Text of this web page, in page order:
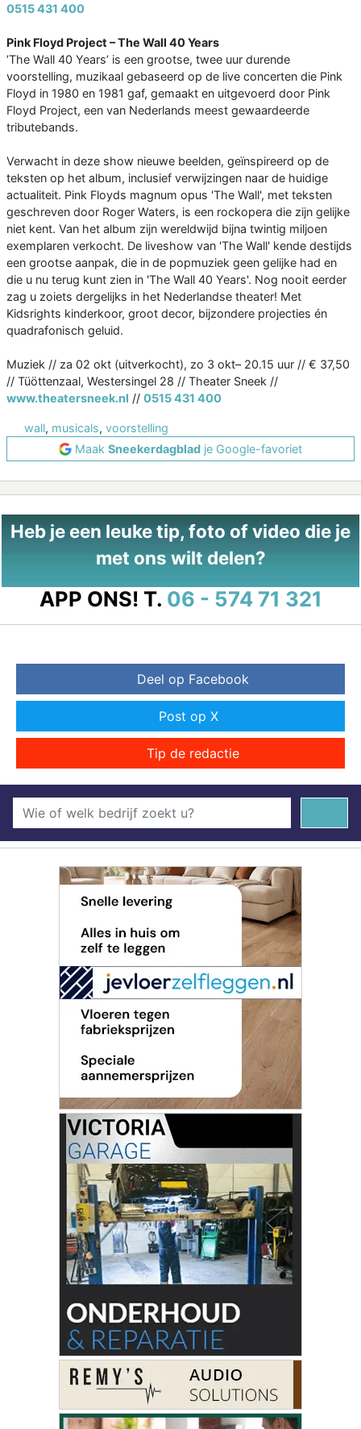
0515 431 400
Pink Floyd Project – The Wall 40 Years
’The Wall 40 Years’ is een grootse, twee uur durende
voorstelling, muzikaal gebaseerd op de live concerten die Pink
Floyd in 1980 en 1981 gaf, gemaakt en uitgevoerd door Pink
Floyd Project, een van Nederlands meest gewaardeerde
tributebands.
Verwacht in deze show nieuwe beelden, geïnspireerd op de
teksten op het album, inclusief verwijzingen naar de huidige
actualiteit. Pink Floyds magnum opus 'The Wall', met teksten
geschreven door Roger Waters, is een rockopera die zijn gelijke
niet kent. Van het album zijn wereldwijd bijna twintig miljoen
exemplaren verkocht. De liveshow van 'The Wall' kende destijds
een grootse aanpak, die in de popmuziek geen gelijke had en
die u nu terug kunt zien in 'The Wall 40 Years'. Nog nooit eerder
zag u zoiets dergelijks in het Nederlandse theater! Met
Kidsrights kinderkoor, groot decor, bijzondere projecties én
quadrafonisch geluid.
Muziek // za 02 okt (uitverkocht), zo 3 okt– 20.15 uur // € 37,50
// Tüöttenzaal, Westersingel 28 // Theater Sneek //
www.theatersneek.nl // 0515 431 400
wall, musicals, voorstelling
Maak Sneekerdagblad je Google-favoriet
Heb je een leuke tip, foto of video die je
met ons wilt delen?
APP ONS! T. 06 - 574 71 321
Deel op Facebook
Post op X
Tip de redactie